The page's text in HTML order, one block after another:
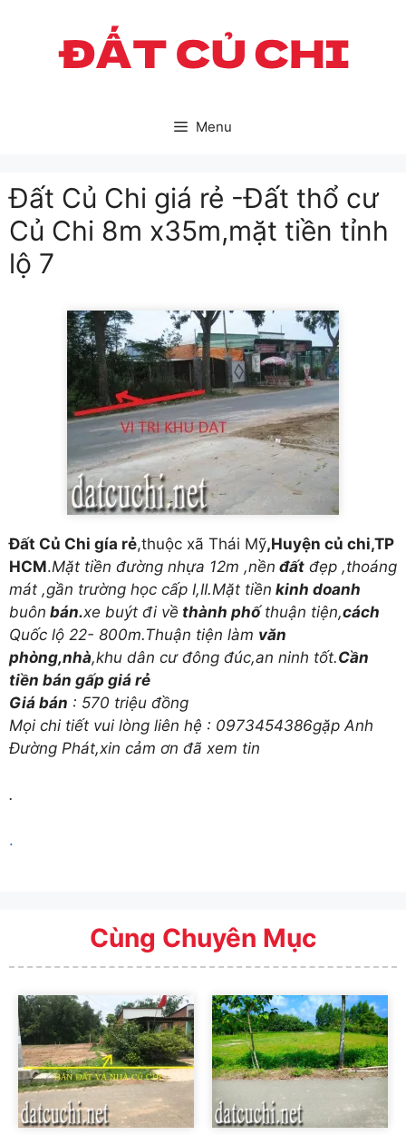
Menu
Đất Củ Chi giá rẻ -Đất thổ cư
Củ Chi 8m x35m,mặt tiền tỉnh
lộ 7
Đất Củ Chi gía rẻ,thuộc xã Thái Mỹ,Huyện củ chi,TP
HCM.Mặt tiền đường nhựa 12m ,nền đất đẹp ,thoáng
mát ,gần trường học cấp I,II.Mặt tiền kinh doanh
buôn bán.xe buýt đi về thành phốthuận tiện,cách
Quốc lộ 22- 800m.Thuận tiện làm văn
phòng,nhà,khu dân cư đông đúc,an ninh tốt.Cần
tiền bán gấp giá rẻ
Giá bán : 570 triệu đồng
Mọi chi tiết vui lòng liên hệ : 0973454386gặp Anh
Đường Phát,xin cảm ơn đã xem tin
.
.
Cùng Chuyên Mục